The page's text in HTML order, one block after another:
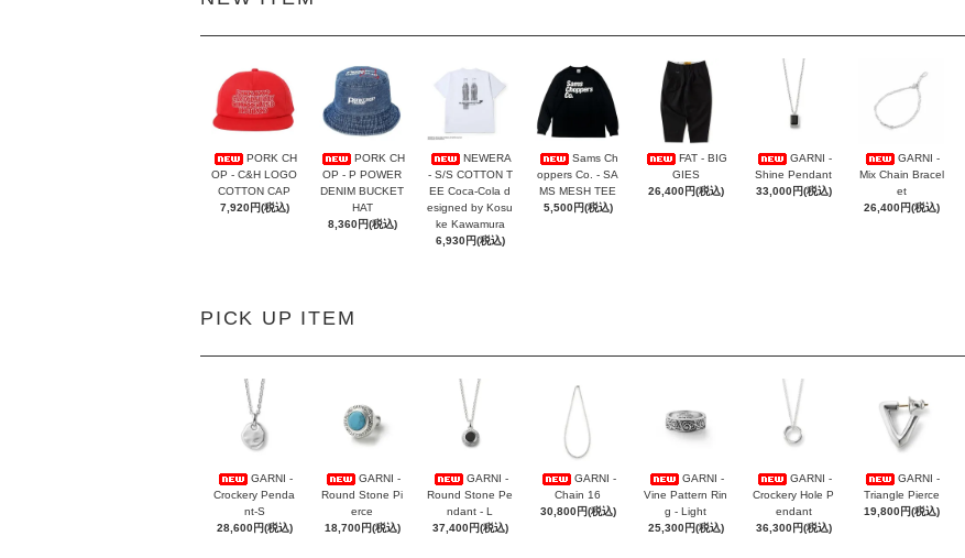
PORK CH
OP - C&H LOGO
COTTON CAP
7,920円(税込)
PORK CH
OP - P POWER
DENIM BUCKET
HAT
8,360円(税込)
NEWERA
- S/S COTTON T
EE Coca-Cola d
esigned by Kosu
ke Kawamura
6,930円(税込)
Sams Ch
oppers Co. - SA
MS MESH TEE
5,500円(税込)
FAT - BIG
GIES
26,400円(税込)
GARNI -
Shine Pendant
33,000円(税込)
GARNI -
Mix Chain Bracel
et
26,400円(税込)
PICK UP ITEM
GARNI -
Crockery Penda
nt-S
28,600円(税込)
GARNI -
Round Stone Pi
erce
18,700円(税込)
GARNI -
Round Stone Pe
ndant - L
37,400円(税込)
GARNI -
Chain 16
30,800円(税込)
GARNI -
Vine Pattern Rin
g - Light
25,300円(税込)
GARNI -
Crockery Hole P
endant
36,300円(税込)
GARNI -
Triangle Pierce
19,800円(税込)